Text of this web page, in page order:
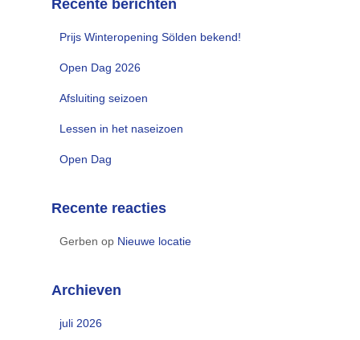
n
Recente berichten
Prijs Winteropening Sölden bekend!
Open Dag 2026
Afsluiting seizoen
Lessen in het naseizoen
Open Dag
Recente reacties
Gerben op Nieuwe locatie
Archieven
juli 2026